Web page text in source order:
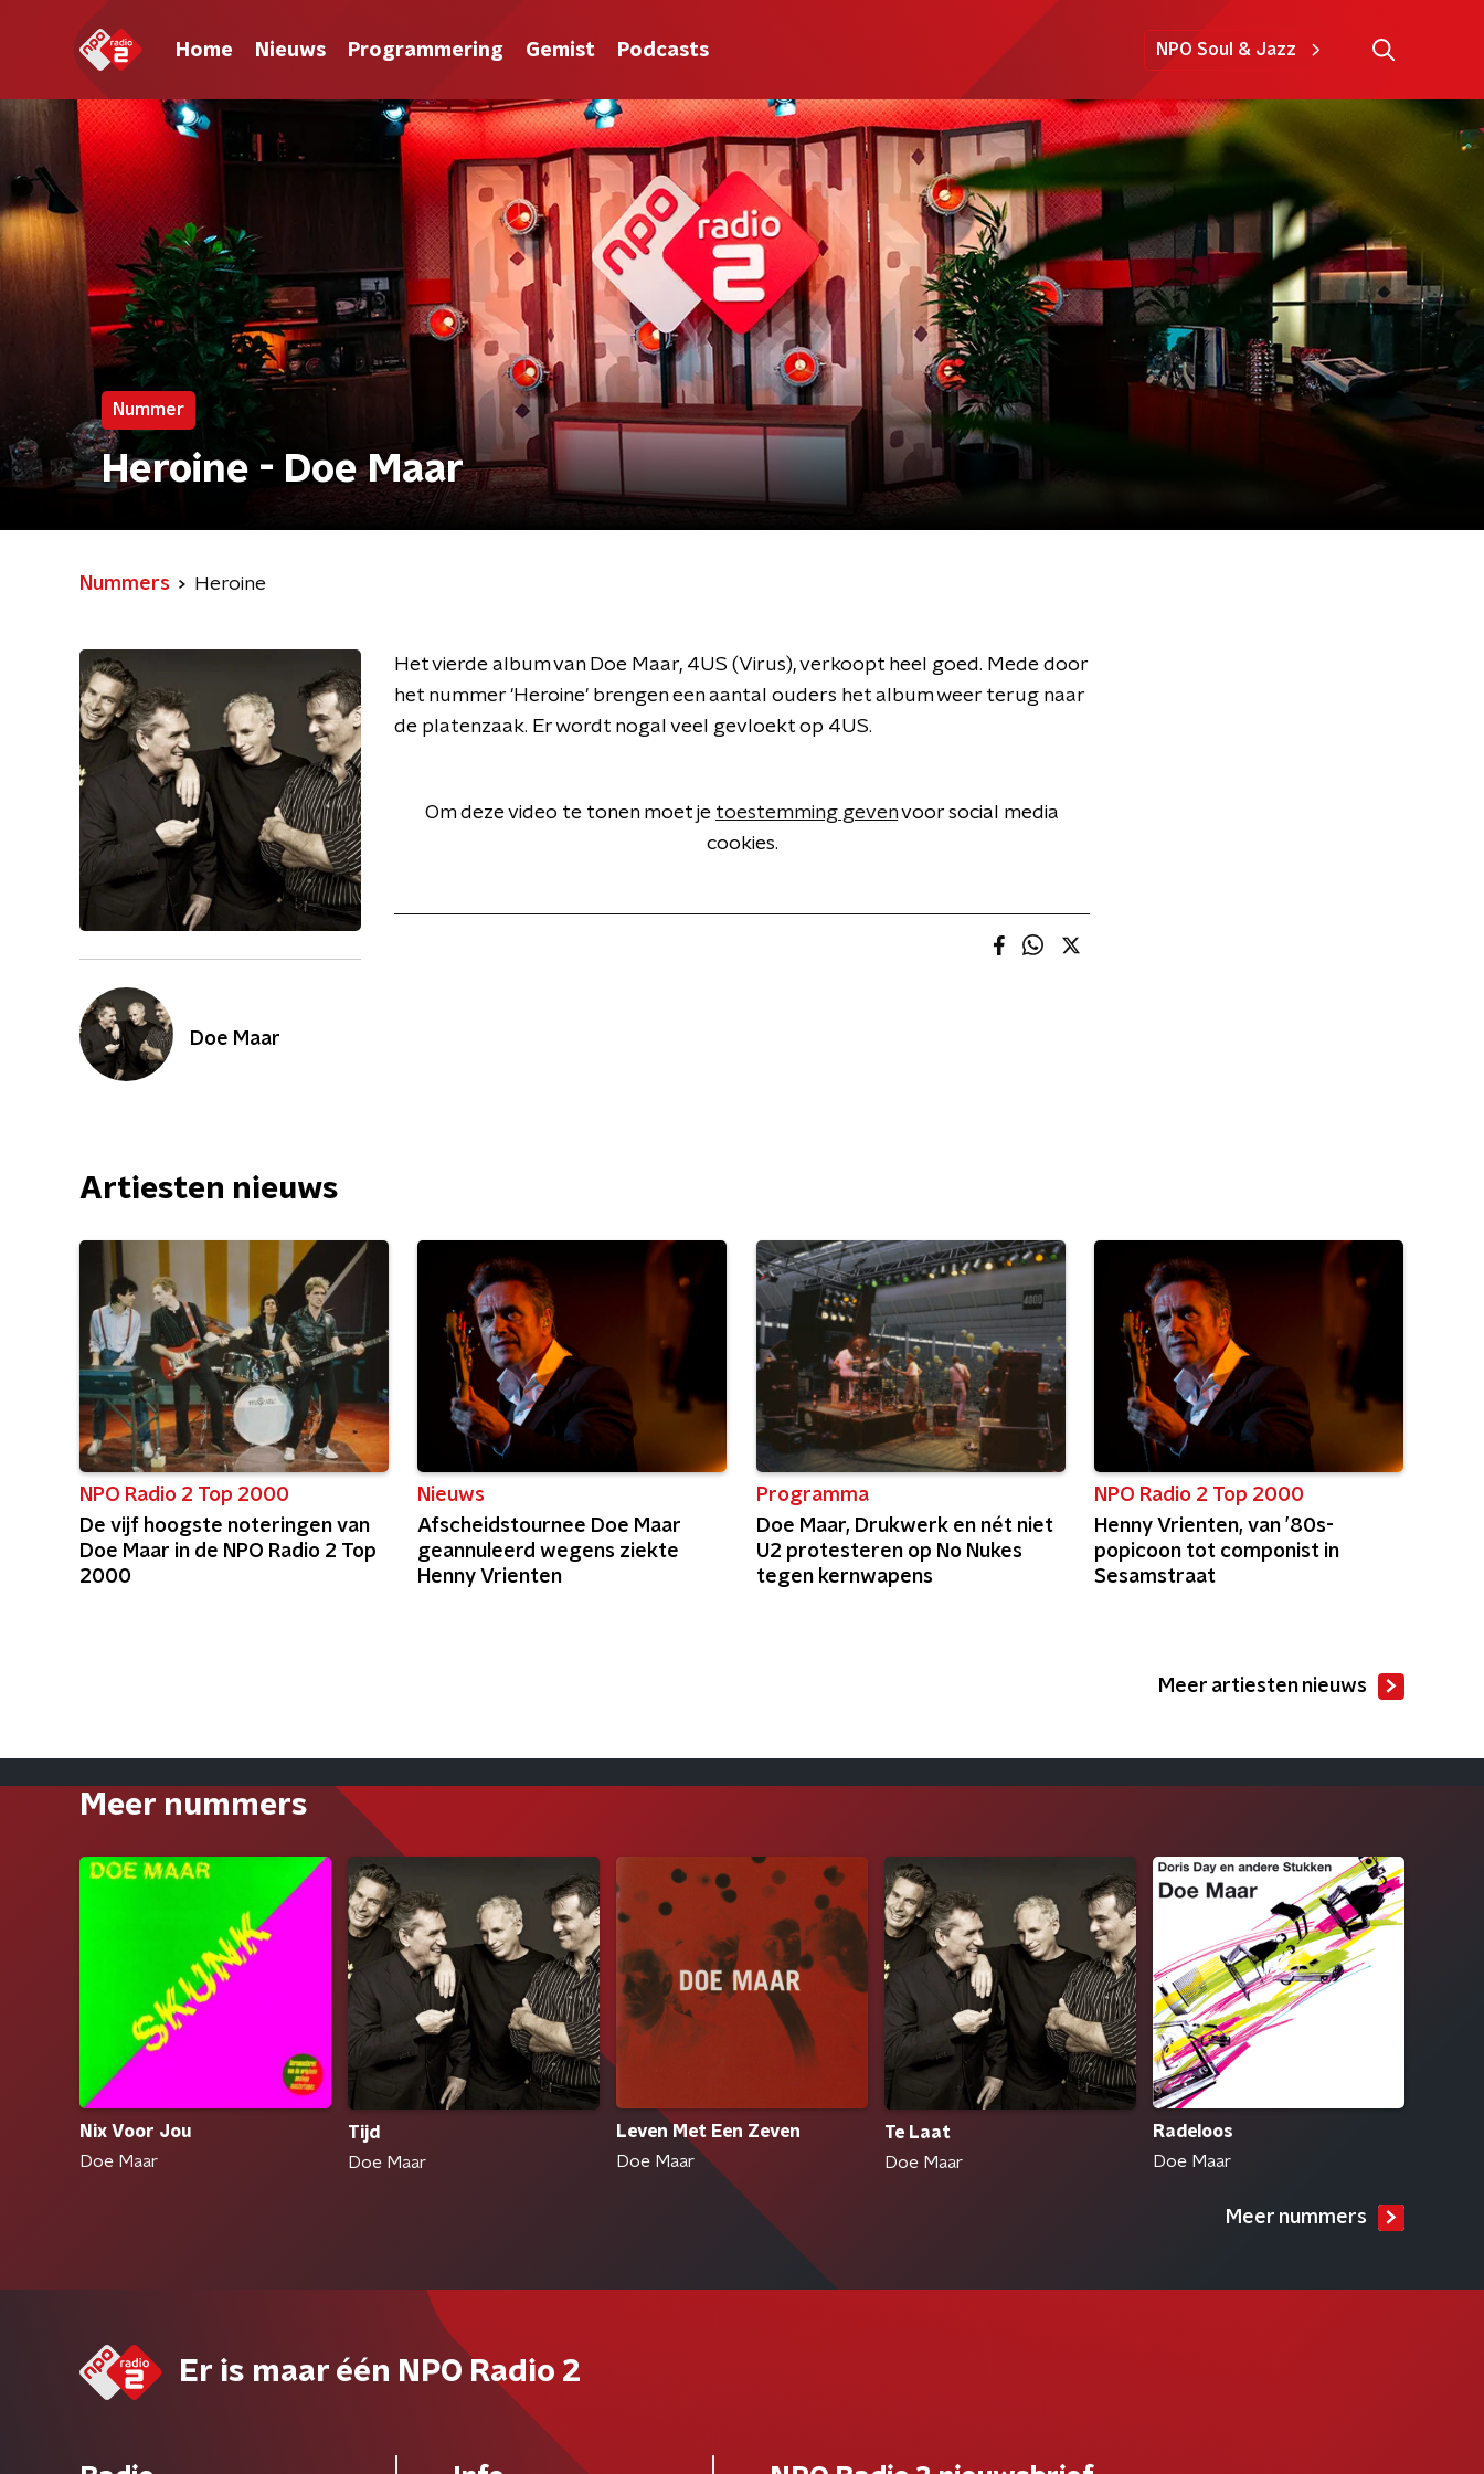
Home Nieuws Programmering Gemist Podcasts NPO Soul & Jazz
Nummer
Heroine - Doe Maar
Nummers Heroine
Doe Maar
Het vierde album van Doe Maar, 4US (Virus), verkoopt heel goed. Mede door
het nummer 'Heroine' brengen een aantal ouders het album weer terug naar
de platenzaak. Er wordt nogal veel gevloekt op 4US.
Om deze video te tonen moet je toestemming gevenvoor social media
cookies.
Artiesten nieuws
NPO Radio 2 Top 2000
De vijf hoogste noteringen van
Doe Maar in de NPO Radio 2 Top
2000
Nieuws
Afscheidstournee Doe Maar
geannuleerd wegens ziekte
Henny Vrienten
Programma
Doe Maar, Drukwerk en nét niet
U2 protesteren op No Nukes
tegen kernwapens
NPO Radio 2 Top 2000
Henny Vrienten, van ’80s-
popicoon tot componist in
Sesamstraat
Meer artiesten nieuws
Meer nummers
Nix Voor Jou
Doe Maar
Tijd
Doe Maar
Leven Met Een Zeven
Doe Maar
Te Laat
Doe Maar
Radeloos
Doe Maar
Meer nummers
Er is maar één NPO Radio 2